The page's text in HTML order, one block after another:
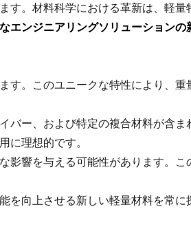
。材料科学における革新は、軽
エンジニアリングソリューションの
。このユニークな特性により、重
ー、および特定の複合材料が含
に理想的です。
響を与える可能性があります。
向上させる新しい軽量材料を常